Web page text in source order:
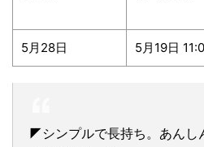
5月28日 5月19日
◤シンプルで長持ち。あんし